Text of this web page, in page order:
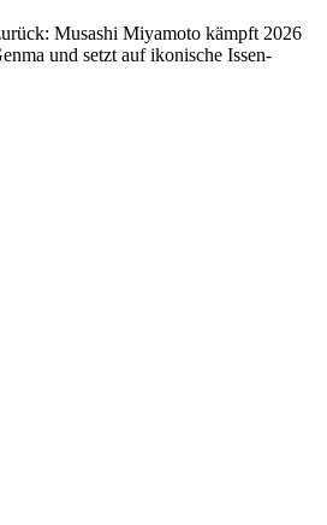
Musashi Miyamoto kämpft 2026
und setzt auf ikonische Issen-